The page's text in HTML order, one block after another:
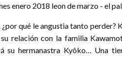
qué le angustia tanto perder?
relación con la familia
su hermanastra Kyôko… Una